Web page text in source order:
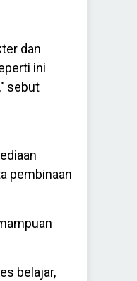
dan
ini
sebut
pembinaan
belajar,